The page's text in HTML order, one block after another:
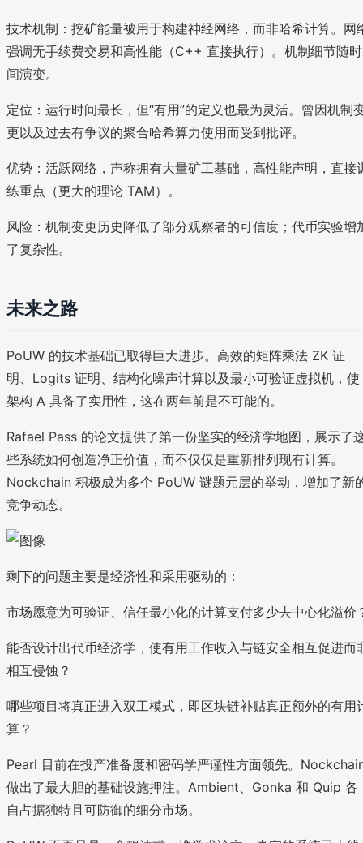
技术机制：挖矿能量被用于构建神经网络，而非哈希计算。网
强调无手续费交易和高性能（C++ 直接执行）。机制细节随时
间演变。
定位：运行时间最长，但“有用”的定义也最为灵活。曾因机制
更以及过去有争议的聚合哈希算力使用而受到批评。
优势：活跃网络，声称拥有大量矿工基础，高性能声明，直接
练重点（更大的理论 TAM）。
风险：机制变更历史降低了部分观察者的可信度；代币实验增
了复杂性。
未来之路
PoUW 的技术基础已取得巨大进步。高效的矩阵乘法 ZK 证
明、Logits 证明、结构化噪声计算以及最小可验证虚拟机，使
架构 A 具备了实用性，这在两年前是不可能的。
Rafael Pass 的论文提供了第一份坚实的经济学地图，展示了
些系统如何创造净正价值，而不仅仅是重新排列现有计算。
Nockchain 积极成为多个 PoUW 谜题元层的举动，增加了新
竞争动态。
剩下的问题主要是经济性和采用驱动的：
市场愿意为可验证、信任最小化的计算支付多少去中心化溢价
能否设计出代币经济学，使有用工作收入与链安全相互促进而
相互侵蚀？
哪些项目将真正进入双工模式，即区块链补贴真正额外的有用
算？
Pearl 目前在投产准备度和密码学严谨性方面领先。
做出了最大胆的基础设施押注。Ambient、Gonka 和 Quip 各
自占据独特且可防御的细分市场。